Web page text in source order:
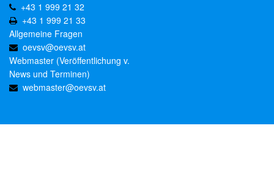
+43 1 999 21 32
+43 1 999 21 33
Allgemeine Fragen
oevsv@oevsv.at
Webmaster (Veröffentlichung v.
News und Terminen)
webmaster@oevsv.at